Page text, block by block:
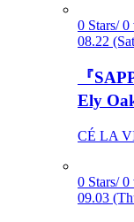
0 Stars/
08.22
『
Ely
CÉ LA
0 Stars/
09.03